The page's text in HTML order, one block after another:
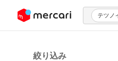
ツにスキップ テツノ
絞り込み